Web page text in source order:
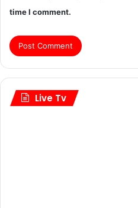
time I comment.
Live Tv